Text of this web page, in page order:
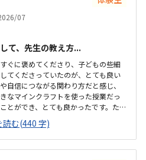
07
て、先生の教え方...
ぐに褒めてくださり、子どもの些細
てくださっていたのが、とても良い
自信につながる関わり方だと感じ、
なマインクラフトを使った授業だっ
とができ、とても良かったです。た
を使った内容ではないと伺ったの
めるかどうかは少し気になる点でし
離にあり、通いやすいと感じまし
り迎えもしやすく、安心して通わせ
読む(440 字)